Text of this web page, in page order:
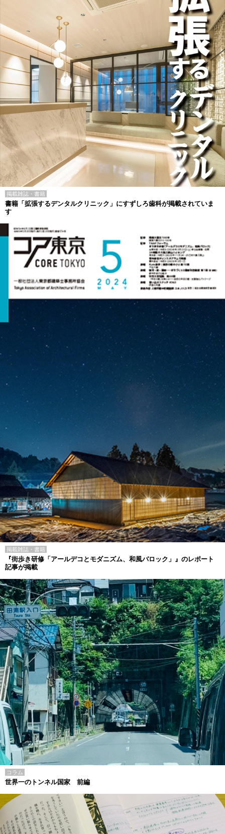
掲載雑誌・書籍
書籍「拡張するデンタルクリニック」にすずしろ歯科が掲載されていま
す
掲載雑誌・書籍
『街歩き研修「アールデコとモダニズム、和風バロック」』のレポート
記事が掲載
コラム
世界一のトンネル国家 前編